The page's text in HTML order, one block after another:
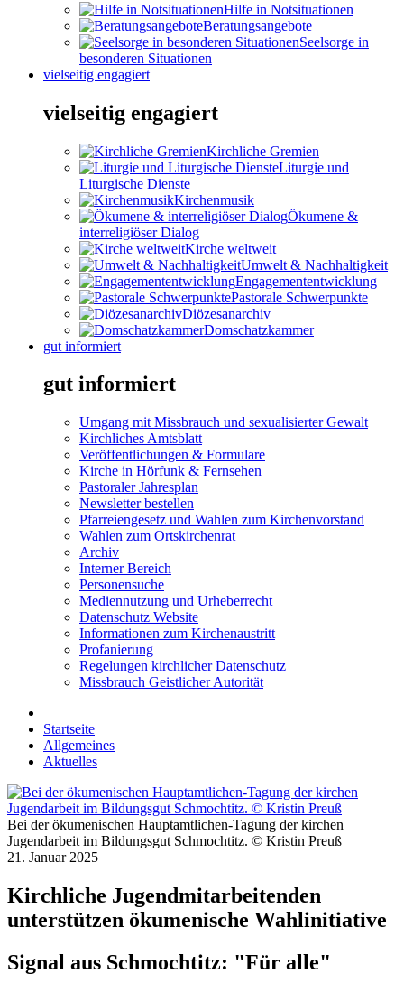
Hilfe in Notsituationen
Beratungsangebote
Seelsorge in
besonderen Situationen
vielseitig engagiert
vielseitig engagiert
Kirchliche Gremien
Liturgie und
Liturgische Dienste
Kirchenmusik
Ökumene &
interreligiöser Dialog
Kirche weltweit
Umwelt & Nachhaltigkeit
Engagemententwicklung
Pastorale Schwerpunkte
Diözesanarchiv
Domschatzkammer
gut informiert
gut informiert
Umgang mit Missbrauch und sexualisierter Gewalt
Kirchliches Amtsblatt
Veröffentlichungen & Formulare
Kirche in Hörfunk & Fernsehen
Pastoraler Jahresplan
Newsletter bestellen
Pfarreiengesetz und Wahlen zum Kirchenvorstand
Wahlen zum Ortskirchenrat
Archiv
Interner Bereich
Personensuche
Mediennutzung und Urheberrecht
Datenschutz Website
Informationen zum Kirchenaustritt
Profanierung
Regelungen kirchlicher Datenschutz
Missbrauch Geistlicher Autorität
Startseite
Allgemeines
Aktuelles
Bei der ökumenischen Hauptamtlichen-Tagung der kirchen
Jugendarbeit im Bildungsgut Schmochtitz. © Kristin Preuß
21. Januar 2025
Kirchliche Jugendmitarbeitenden
unterstützen ökumenische Wahlinitiative
Signal aus Schmochtitz: "Für alle"